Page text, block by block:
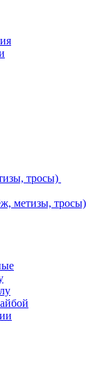
тросы)
метизы, тросы)